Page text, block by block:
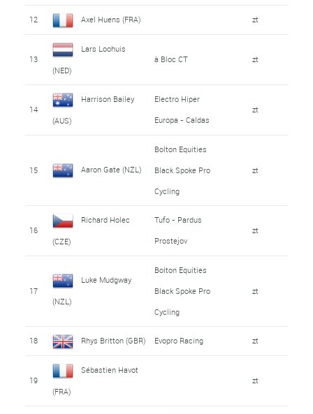
12 Axel Huens (FRA) zt
13
Lars Loohuis
(NED)
à Bloc CT zt
14
Harrison Bailey
(AUS)
Electro Hiper
Europa - Caldas
zt
15 Aaron Gate (NZL)
Bolton Equities
Black Spoke Pro
Cycling
zt
16
Richard Holec
(CZE)
Tufo - Pardus
Prostejov
zt
17
Luke Mudgway
(NZL)
Bolton Equities
Black Spoke Pro
Cycling
zt
18 Rhys Britton (GBR) Evopro Racing zt
19
Sébastien Havot
(FRA)
zt